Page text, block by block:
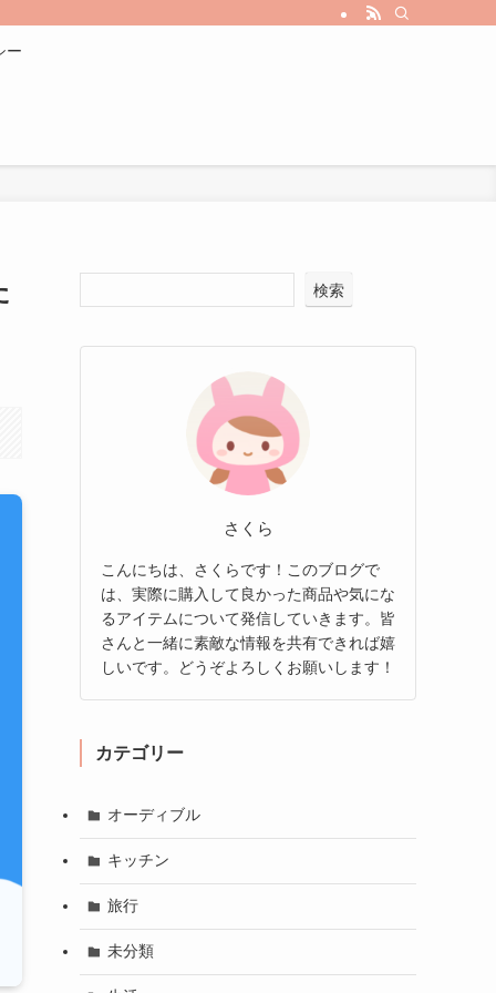
ー
検索
さくら
こんにちは、さくらです！このブログで
は、実際に購入して良かった商品や気にな
るアイテムについて発信していきます。皆
さんと一緒に素敵な情報を共有できれば嬉
しいです。どうぞよろしくお願いします！
カテゴリー
オーディブル
キッチン
旅行
未分類